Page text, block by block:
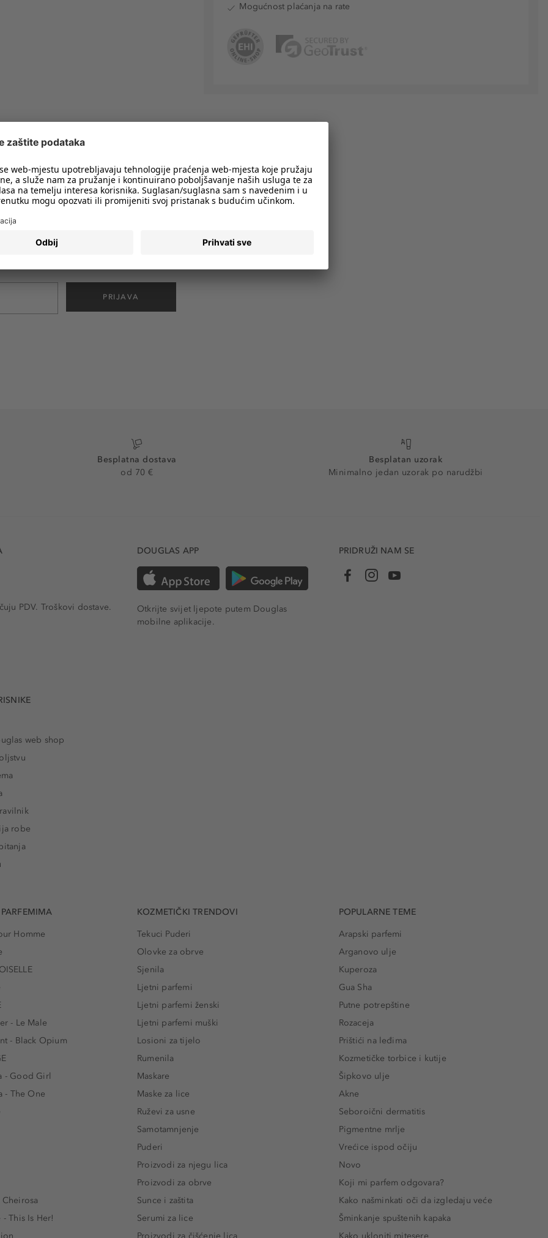
Mogućnost plaćanja na rate
obavijesti o svim trendovima i
PRIJAVA
Besplatna dostava
od 70 €
Besplatan uzorak
Minimalno jedan uzorak po narudžbi
PDV. Troškovi dostave.
DOUGLAS APP
Otkrijte svijet ljepote putem Douglas
mobilne aplikacije.
PRIDRUŽI NAM SE
web shop
robe
Homme
- Le Male
- Black Opium
- Good Girl
- The One
This Is Her!
KOZMETIČKI TRENDOVI
Tekuci Puderi
Olovke za obrve
Sjenila
Ljetni parfemi
Ljetni parfemi ženski
Ljetni parfemi muški
Losioni za tijelo
Rumenila
Maskare
Maske za lice
Ruževi za usne
Samotamnjenje
Puderi
Proizvodi za njegu lica
Proizvodi za obrve
Sunce i zaštita
Serumi za lice
POPULARNE TEME
Arapski parfemi
Arganovo ulje
Kuperoza
Gua Sha
Putne potrepštine
Rozaceja
Prištići na leđima
Kozmetičke torbice i kutije
Šipkovo ulje
Akne
Seboroični dermatitis
Pigmentne mrlje
Vrećice ispod očiju
Novo
Koji mi parfem odgovara?
Kako našminkati oči da izgledaju veće
Šminkanje spuštenih kapaka